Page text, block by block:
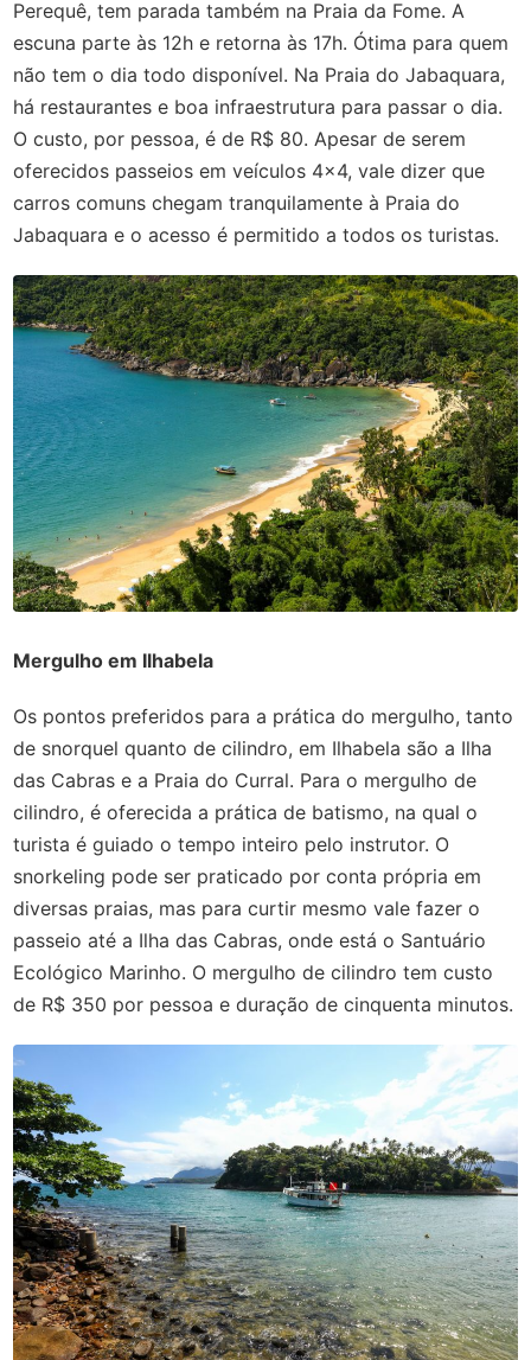
Perequê, tem parada também na Praia da Fome. A
escuna parte às 12h e retorna às 17h. Ótima para quem
não tem o dia todo disponível. Na Praia do Jabaquara,
há restaurantes e boa infraestrutura para passar o dia.
O custo, por pessoa, é de R$ 80. Apesar de serem
oferecidos passeios em veículos 4x4, vale dizer que
carros comuns chegam tranquilamente à Praia do
Jabaquara e o acesso é permitido a todos os turistas.
Mergulho em Ilhabela
Os pontos preferidos para a prática do mergulho, tanto
de snorquel quanto de cilindro, em Ilhabela são a Ilha
das Cabras e a Praia do Curral. Para o mergulho de
cilindro, é oferecida a prática de batismo, na qual o
turista é guiado o tempo inteiro pelo instrutor. O
snorkeling pode ser praticado por conta própria em
diversas praias, mas para curtir mesmo vale fazer o
passeio até a Ilha das Cabras, onde está o Santuário
Ecológico Marinho. O mergulho de cilindro tem custo
de R$ 350 por pessoa e duração de cinquenta minutos.